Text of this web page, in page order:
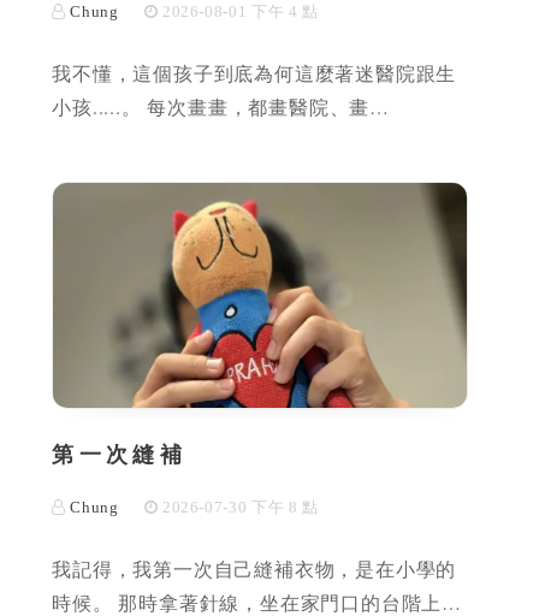
Chung 2026-08-01 下午 4 點
我不懂，這個孩子到底為何這麼著迷醫院跟生
小孩.....。 每次畫畫，都畫醫院、畫…
第一次縫補
Chung 2026-07-30 下午 8 點
我記得，我第一次自己縫補衣物，是在小學的
時候。 那時拿著針線，坐在家門口的台階上…